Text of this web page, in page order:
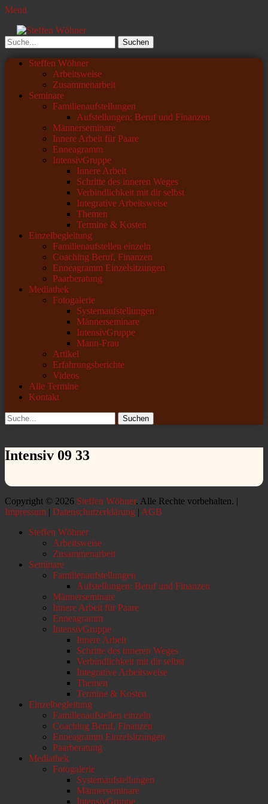
Menü
Steffen Wöhner
Lehrer und Seminarleiter
Suchen
nach:
Primäres
Zum
Steffen Wöhner
Arbeitsweise
Zusammenarbeit
Seminare
Familienaufstellungen
Aufstellungen: Beruf und Finanzen
Männerseminare
Innere Arbeit für Paare
Enneagramm
IntensivGruppe
Innere Arbeit
Schritte des inneren Weges
Verbindlichkeit mit dir selbst
Integrative Arbeitsweise
Themen
Termine & Kosten
Einzelbegleitung
Familienaufstellen einzeln
Coaching Beruf, Finanzen
Enneagramm Einzelsitzungen
Paarberatung
Mediathek
Fotogalerie
Systemaufstellungen
Männerseminare
IntensivGruppe
Mann-Frau
Artikel
Erfahrungsberichte
Videos
Alle Termine
Kontakt
Suchen
Suchen
nach:
Intensiv 09 33
Copyright © 2026 Steffen Wöhner. Alle Rechte vorbehalten. |
Impressum | Datenschutzerklärung | AGB
oben
Steffen Wöhner
Arbeitsweise
Zusammenarbeit
Seminare
Familienaufstellungen
Aufstellungen: Beruf und Finanzen
Männerseminare
Innere Arbeit für Paare
Enneagramm
IntensivGruppe
Innere Arbeit
Schritte des inneren Weges
Verbindlichkeit mit dir selbst
Integrative Arbeitsweise
Themen
Termine & Kosten
Einzelbegleitung
Familienaufstellen einzeln
Coaching Beruf, Finanzen
Enneagramm Einzelsitzungen
Paarberatung
Mediathek
Fotogalerie
Systemaufstellungen
Männerseminare
IntensivGruppe